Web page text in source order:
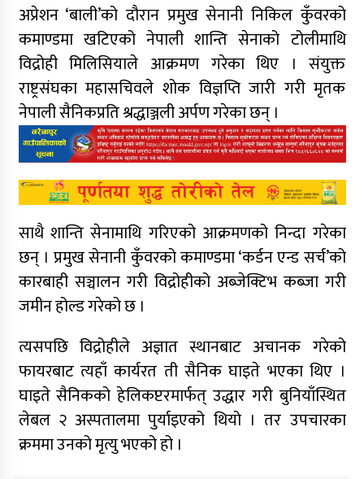
अप्रेशन ‘बाली’को दौरान प्रमुख सेनानी निकिल कुँवरको
कमाण्डमा खटिएको नेपाली शान्ति सेनाको टोलीमाथि
विद्रोही मिलिसियाले आक्रमण गरेका थिए । संयुक्त
राष्ट्रसंघका महासचिवले शोक विज्ञप्ति जारी गरी मृतक
नेपाली सैनिकप्रति श्रद्धाञ्जली अर्पण गरेका छन् ।
साथै शान्ति सेनामाथि गरिएको आक्रमणको निन्दा गरेका
छन् । प्रमुख सेनानी कुँवरको कमाण्डमा ‘कर्डन एन्ड सर्च’को
कारबाही सञ्चालन गरी विद्रोहीको अब्जेक्टिभ कब्जा गरी
जमीन होल्ड गरेको छ ।
त्यसपछि विद्रोहीले अज्ञात स्थानबाट अचानक गरेको
फायरबाट त्यहाँ कार्यरत ती सैनिक घाइते भएका थिए ।
घाइते सैनिकको हेलिकप्टरमार्फत् उद्धार गरी बुनियाँस्थित
लेबल २ अस्पतालमा पुर्याइएको थियो । तर उपचारका
क्रममा उनको मृत्यु भएको हो ।